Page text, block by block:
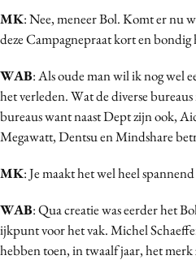
MK: Nee, meneer Bol. Komt er nu
deze Campagnepraat kort en bondig
WAB: Als oude man wil ik nog wel
het verleden. Wat de diverse
bureaus want naast Dept zijn ook,
Megawatt, Dentsu en Mindshare
MK: Je maakt het wel heel
WAB: Qua creatie was eerder het
ijkpunt voor het vak. Michel
hebben toen, in twaalf jaar, het